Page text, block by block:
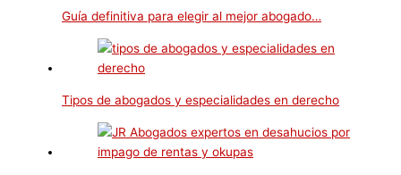
Guía definitiva para elegir al mejor abogado…
Tipos de abogados y especialidades en derecho